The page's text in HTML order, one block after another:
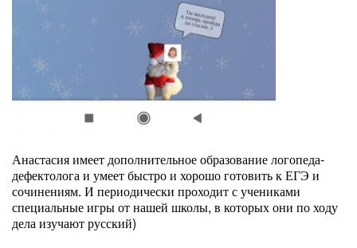
Анастасия имеет дополнительное образование логопеда-
дефектолога и умеет быстро и хорошо готовить к ЕГЭ и
сочинениям. И периодически проходит с учениками
специальные игры от нашей школы, в которых они по ходу
дела изучают русский)